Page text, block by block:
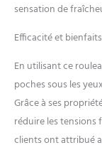
sensation de
Efficacité et bienfaits
En utilisant ce
poches sous les
Grâce à ses
réduire les tensions
clients ont attribué